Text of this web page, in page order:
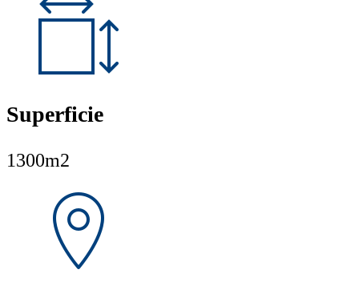
Superficie
1300m2